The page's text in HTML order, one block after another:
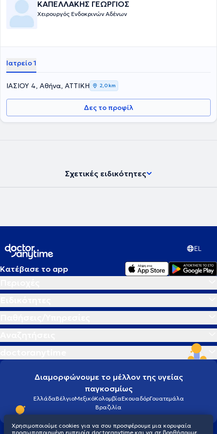
ΚΑΠΕΛΛΑΚΗΣ ΓΕΩΡΓΙΟΣ
Χειρουργός Ενδοκρινών Αδένων
Ιατρείο 1
ΙΑΣΙΟΥ 4, Αθήνα, ΑΤΤΙΚΗ 2,0 km
Δες το προφίλ
Σχετικές ειδικότητες
EL
Κατέβασε το app
Διαμορφώνουμε το μέλλον της υγείας
παγκοσμίως
ΕλλάδαΒέλγιοΜεξικόΚολομβίαΕκουαδόρΓουατεμάλα
Βραζιλία
Χρησιμοποιούμε cookies για να σου προσφέρουμε μια κορυφαία
προσωποποιημένη εμπειρία doctoranytime και να σε βοηθήσουμε